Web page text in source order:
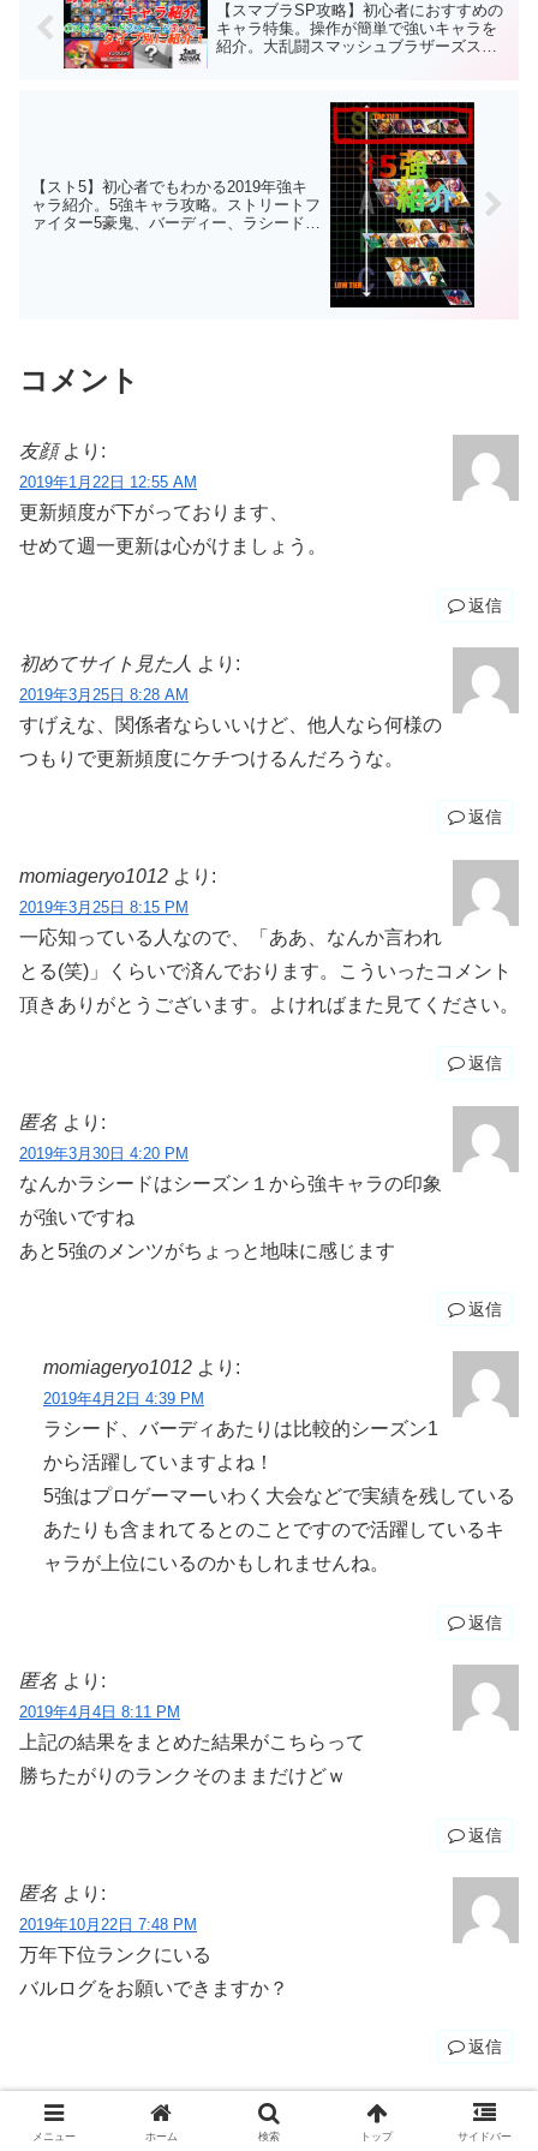
【スマブラSP攻略】初心者におすすめの
キャラ特集。操作が簡単で強いキャラを
紹介。大乱闘スマッシュブラザーズスペ
【スト5】初心者でもわかる2019年強キ
ャラ紹介。5強キャラ攻略。ストリートフ
ァイター5豪鬼、バーディー、ラシード、
コメント
友顔 より:
2019年1月22日 12:55 AM
更新頻度が下がっております、
せめて週一更新は心がけましょう。
返信
初めてサイト見た人 より:
2019年3月25日 8:28 AM
すげえな、関係者ならいいけど、他人なら何様の
つもりで更新頻度にケチつけるんだろうな。
返信
momiageryo1012 より:
2019年3月25日 8:15 PM
一応知っている人なので、「ああ、なんか言われ
とる(笑)」くらいで済んでおります。こういったコメント
頂きありがとうございます。よければまた見てください。
返信
匿名 より:
2019年3月30日 4:20 PM
なんかラシードはシーズン１から強キャラの印象
が強いですね
あと5強のメンツがちょっと地味に感じます
返信
momiageryo1012 より:
2019年4月2日 4:39 PM
ラシード、バーディあたりは比較的シーズン1
から活躍していますよね！
5強はプロゲーマーいわく大会などで実績を残している
あたりも含まれてるとのことですので活躍しているキ
ャラが上位にいるのかもしれませんね。
返信
匿名 より:
2019年4月4日 8:11 PM
上記の結果をまとめた結果がこちらって
勝ちたがりのランクそのままだけどｗ
返信
匿名 より:
2019年10月22日 7:48 PM
万年下位ランクにいる
バルログをお願いできますか？
返信
コメントを書き込む
メニュー ホーム 検索 トップ サイドバー